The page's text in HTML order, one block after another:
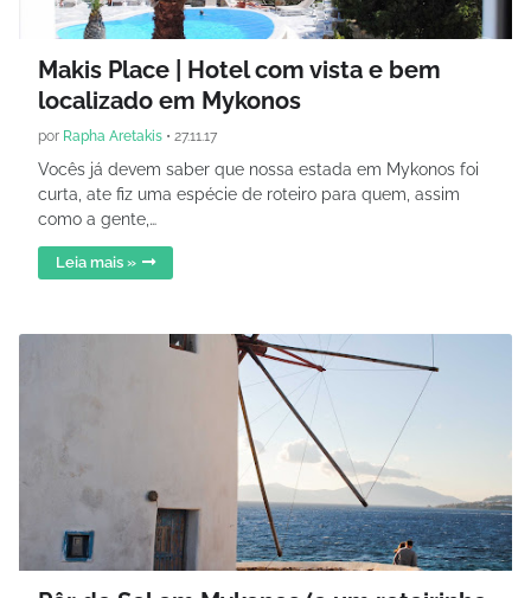
Makis Place | Hotel com vista e bem
localizado em Mykonos
por Rapha Aretakis • 27.11.17
Vocês já devem saber que nossa estada em Mykonos foi
curta, ate fiz uma espécie de roteiro para quem, assim
como a gente,…
Leia mais »